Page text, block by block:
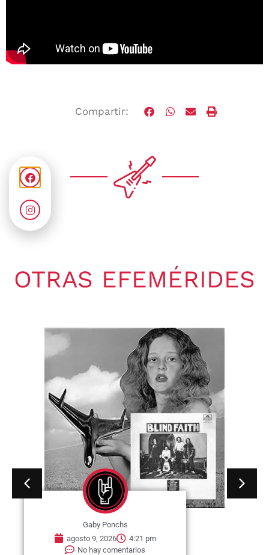
Compartir:
OTRAS EFEMÉRIDES
Gaby Ponchs
agosto 9, 2026
4:21 pm
No hay comentarios